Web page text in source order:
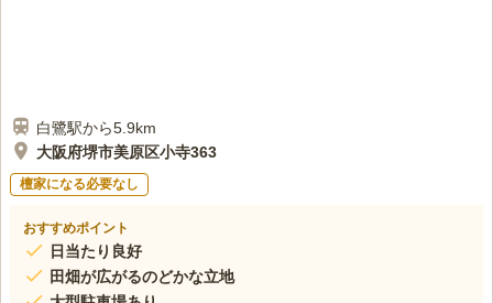
白鷺駅から5.9km
大阪府堺市美原区小寺363
檀家になる必要なし
おすすめポイント
日当たり良好
田畑が広がるのどかな立地